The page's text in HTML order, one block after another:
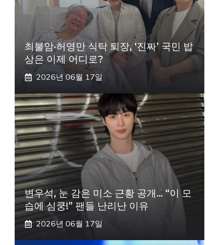
최불암·허영만 식탁 퇴장, ‘진짜’ 국민 밥
상은 이제 어디로?
2026년 06월 17일
변우석, 눈 감은 미소 근황 공개… “이 모
습에 심쿵!” 팬들 난리난 이유
2026년 06월 17일